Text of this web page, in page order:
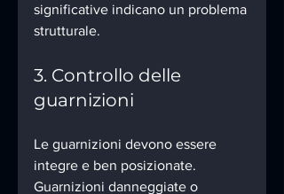
significative indicano un problema
strutturale.
3. Controllo delle
guarnizioni
Le guarnizioni devono essere
integre e ben posizionate.
Guarnizioni danneggiate o